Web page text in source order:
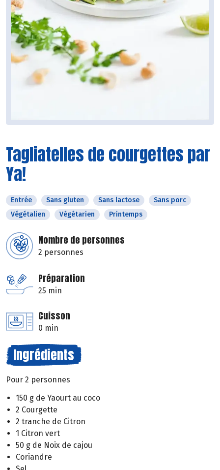
Tagliatelles de courgettes par
Ya!
Entrée Sans gluten Sans lactose
Sans porc
Végétalien
Végétarien Printemps
Nombre de personnes
2 personnes
Préparation
25 min
Cuisson
0 min
Ingrédients
Pour 2 personnes
150 g de Yaourt au coco
2 Courgette
2 tranche de Citron
1 Citron vert
50 g de Noix de cajou
Coriandre